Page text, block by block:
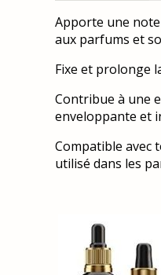
Apporte une
aux parfums et
Fixe et prolonge
Contribue à une
enveloppante et
Compatible avec
utilisé dans les